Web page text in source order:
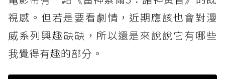
視感。但若是要看劇情，近期應該也會對漫
威系列興趣缺缺，所以還是來說說它有哪些
我覺得有趣的部分。